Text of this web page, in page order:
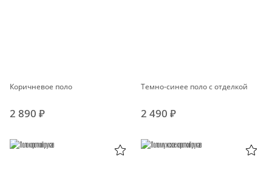
Коричневое поло
2 890 ₽
Темно-синее поло с отделкой
2 490 ₽